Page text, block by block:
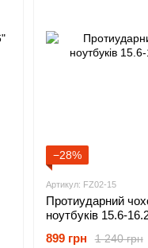
−28%
Артикул: FZ02-15
Протиударний
ноутбуків 15.6-
1 240 грн
899 грн